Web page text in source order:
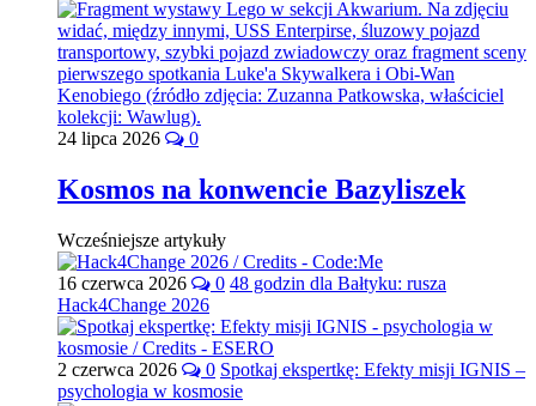
24 lipca 2026 0
Kosmos na konwencie Bazyliszek
Wcześniejsze artykuły
16 czerwca 2026 0 48 godzin dla Bałtyku: rusza
Hack4Change 2026
2 czerwca 2026 0 Spotkaj ekspertkę: Efekty misji IGNIS –
psychologia w kosmosie